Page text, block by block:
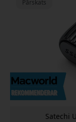
Pārskats
Satechi